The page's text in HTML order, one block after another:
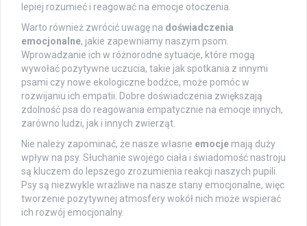
lepiej rozumieć i reagować na emocje otoczenia.
Warto również zwrócić uwagę na doświadczenia
emocjonalne, jakie zapewniamy naszym psom.
Wprowadzanie ich w różnorodne sytuacje, które mogą
wywołać pozytywne uczucia, takie jak spotkania z innymi
psami czy nowe ekologiczne bodźce, może pomóc w
rozwijaniu ich empatii. Dobre doświadczenia zwiększają
zdolność psa do reagowania empatycznie na emocje innych,
zarówno ludzi, jak i innych zwierząt.
Nie należy zapominać, że nasze własne emocje mają duży
wpływ na psy. Słuchanie swojego ciała i świadomość nastroju
są kluczem do lepszego zrozumienia reakcji naszych pupili.
Psy są niezwykle wrażliwe na nasze stany emocjonalne, więc
tworzenie pozytywnej atmosfery wokół nich może wspierać
ich rozwój emocjonalny.